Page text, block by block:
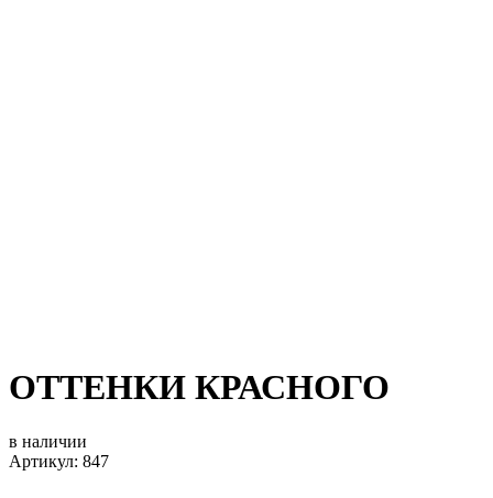
ОТТЕНКИ КРАСНОГО
в наличии
Артикул: 847